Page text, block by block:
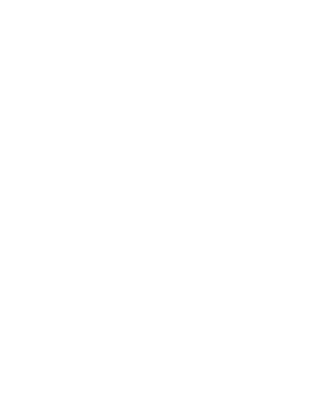
только
красная
но
от 10 до